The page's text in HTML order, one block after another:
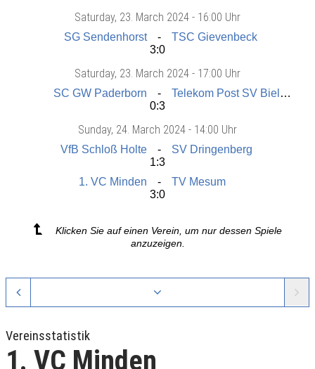
Saturday, 23. March 2024 - 16:00 Uhr
SG Sendenhorst
TSC Gievenbeck
3:0
Saturday, 23. March 2024 - 17:00 Uhr
SC GW Paderborn
Telekom Post SV Bielefeld
0:3
Sunday, 24. March 2024 - 14:00 Uhr
VfB Schloß Holte
SV Dringenberg
1:3
1. VC Minden
TV Mesum
3:0
Klicken Sie auf einen Verein, um nur dessen Spiele
anzuzeigen.
Vereinsstatistik
1. VC Minden